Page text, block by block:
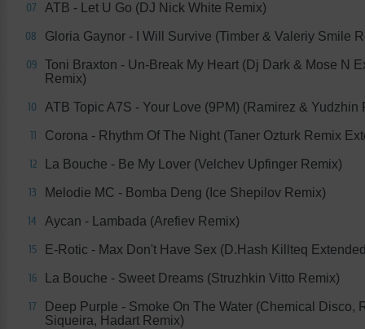
07 ATB - Let U Go (DJ Nick White Remix)
08 Gloria Gaynor - I Will Survive (Timber & Valeriy Smile
09
Toni Braxton - Un-Break My Heart (Dj Dark & Mose N
Remix)
10 ATB Topic A7S - Your Love (9PM) (Ramirez & Yudzhin
11 Corona - Rhythm Of The Night (Taner Ozturk Remix
12 La Bouche - Be My Lover (Velchev Upfinger Remix)
13 Melodie MC - Bomba Deng (Ice Shepilov Remix)
14 Aycan - Lambada (Arefiev Remix)
15 E-Rotic - Max Don't Have Sex (D.Hash Killteq
16 La Bouche - Sweet Dreams (Struzhkin Vitto Remix)
17
Deep Purple - Smoke On The Water (Chemical Disco,
Siqueira, Hadart Remix)